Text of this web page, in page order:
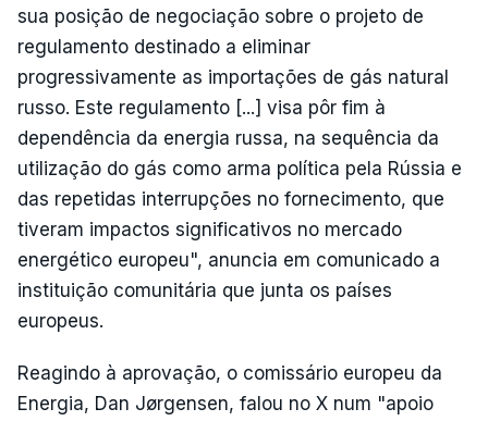
sua posição de negociação sobre o projeto de
regulamento destinado a eliminar
progressivamente as importações de gás natural
russo. Este regulamento [...] visa pôr fim à
dependência da energia russa, na sequência da
utilização do gás como arma política pela Rússia e
das repetidas interrupções no fornecimento, que
tiveram impactos significativos no mercado
energético europeu", anuncia em comunicado a
instituição comunitária que junta os países
europeus.
Reagindo à aprovação, o comissário europeu da
Energia, Dan Jørgensen, falou no X num "apoio